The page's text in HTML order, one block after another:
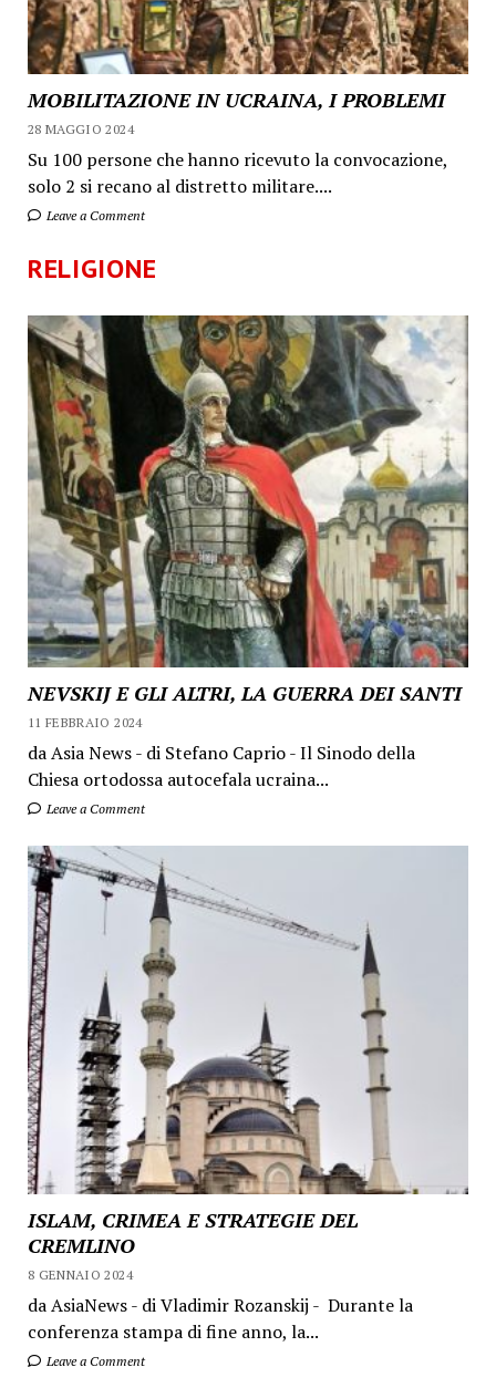
MOBILITAZIONE IN UCRAINA, I PROBLEMI
28 MAGGIO 2024
Su 100 persone che hanno ricevuto la convocazione,
solo 2 si recano al distretto militare....
Leave a Comment
RELIGIONE
NEVSKIJ E GLI ALTRI, LA GUERRA DEI SANTI
11 FEBBRAIO 2024
da Asia News - di Stefano Caprio - Il Sinodo della
Chiesa ortodossa autocefala ucraina...
Leave a Comment
ISLAM, CRIMEA E STRATEGIE DEL
CREMLINO
8 GENNAIO 2024
da AsiaNews - di Vladimir Rozanskij - Durante la
conferenza stampa di fine anno, la...
Leave a Comment